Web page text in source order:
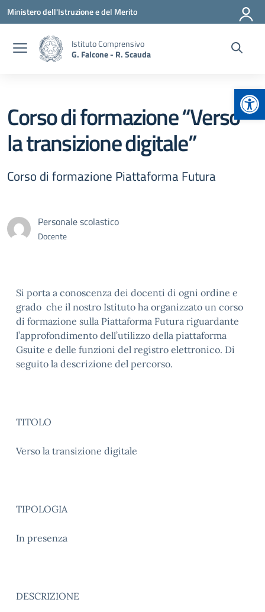
Vai ai contenuti
Vai al menu di navigazione
Vai al footer
Ministero dell'Istruzione e del Merito
Istituto Comprensivo
G. Falcone - R. Scauda
Corso di formazione “Verso
la transizione digitale”
Corso di formazione Piattaforma Futura
Personale scolastico
Docente
Si porta a conoscenza dei docenti di ogni ordine e
grado che il nostro Istituto ha organizzato un corso
di formazione sulla Piattaforma Futura riguardante
l’approfondimento dell’utilizzo della piattaforma
Gsuite e delle funzioni del registro elettronico. Di
seguito la descrizione del percorso.
TITOLO
Verso la transizione digitale
TIPOLOGIA
In presenza
DESCRIZIONE